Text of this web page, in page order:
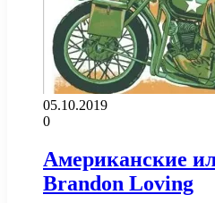
05.10.2019
0
Американские
Brandon Loving